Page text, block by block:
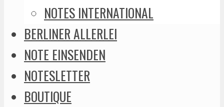
NOTES INTERNATIONAL
BERLINER ALLERLEI
NOTE EINSENDEN
NOTESLETTER
BOUTIQUE